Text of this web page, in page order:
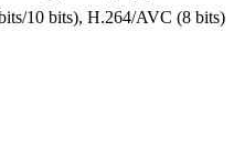
10 bits), H.264/AVC (8 bits)